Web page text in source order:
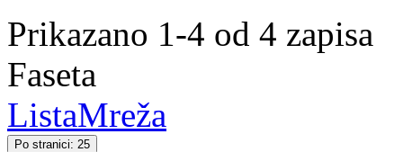
Prikazano 1-4 od 4 zapisa
Faseta
ListaMreža
Po stranici: 25